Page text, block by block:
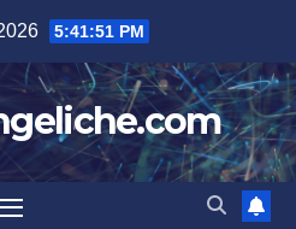
5:41:51 PM